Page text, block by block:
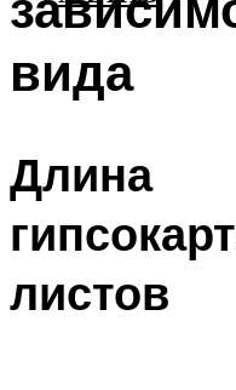
вида
Длина
листов